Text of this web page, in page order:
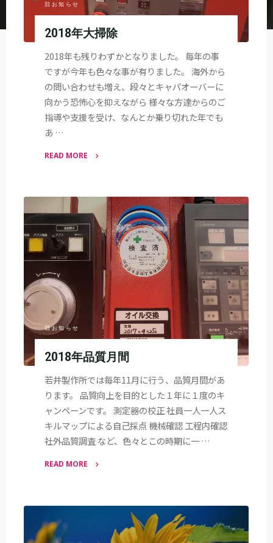
旧お知らせ
2018年大掃除
2018年も残りわずかとなりました。 毎年の事
ですが今年も色々な事が有りました。 海外から
の問い合わせも増え、段々とキャパオーバーに
向かう恐怖心を抑えながら 様々な方達からのご
指導や支援を受け、なんとか乗り切れた年でも
あ …
READ MORE
大
掃
除"
旧お知らせ
2018年品質月間
若井製作所では毎年11月に行う、品質月間があ
ります。 品質向上を目的とした１年に１度のキ
ャンペーンです。 測定器の校正 社員一人一人ス
キルマップによる自己採点 機械確認 工程内確認
社外品質調査 など、色々とこの時期に一 …
READ MORE
品
質
月